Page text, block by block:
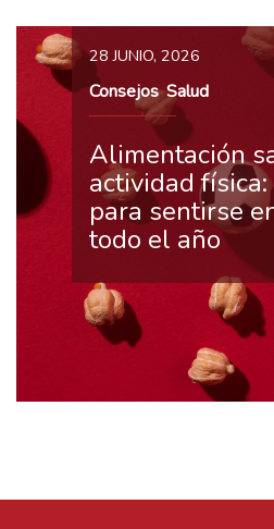
28 JUNIO, 2026
Consejos,Salud
Alimentación
actividad
para sentirse
todo el año